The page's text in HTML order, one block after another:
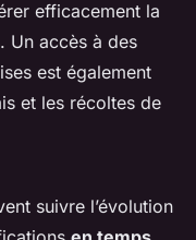
efficacement la
Un accès à des
est également
et les récoltes de
suivre l’évolution